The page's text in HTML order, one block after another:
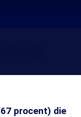
procent) die